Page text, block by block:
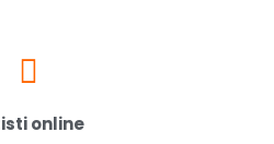
online